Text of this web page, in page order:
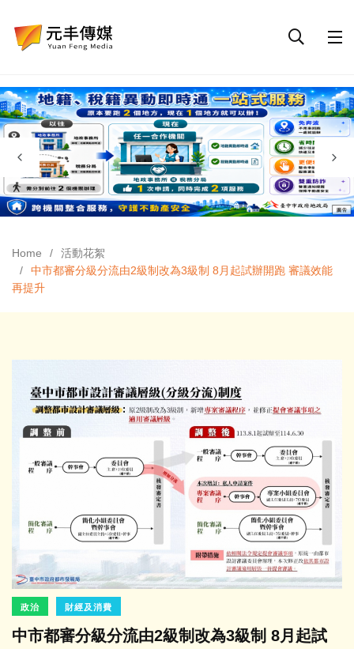
Home
活動花絮
中市都審分級分流由2級制改為3級制 8月起試辦開跑 審議效能
再提升
政治 財經及消費
中市都審分級分流由2級制改為3級制 8月起試